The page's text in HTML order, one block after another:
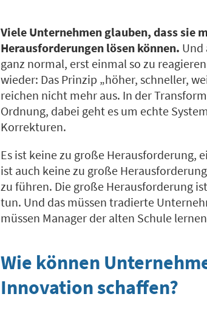
Viele Unternehmen glauben, dass sie
Herausforderungen lösen können. Und
ganz normal, erst einmal so zu
wieder: Das Prinzip „höher, schneller,
reichen nicht mehr aus. In der
Ordnung, dabei geht es um echte
Korrekturen.
Es ist keine zu große Herausforderung,
ist auch keine zu große
zu führen. Die große Herausforderung
tun. Und das müssen tradierte
müssen Manager der alten Schule
Wie können
Innovation schaffen?